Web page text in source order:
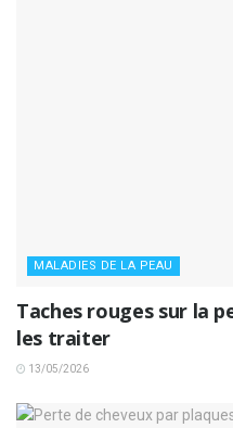
MALADIES DE LA PEAU
Taches rouges sur la
les traiter
13/05/2026